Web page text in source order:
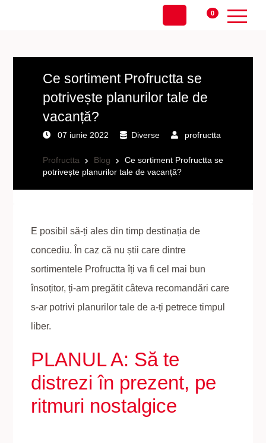
0
Ce sortiment Profructta se
potrivește planurilor tale de
vacanță?
07 iunie 2022 Diverse profructta
Profructta Blog
Ce sortiment Profructta se
potrivește planurilor tale de vacanță?
E posibil să-ți ales din timp destinația de
concediu. În caz că nu știi care dintre
sortimentele Profructta îți va fi cel mai bun
însoțitor, ți-am pregătit câteva recomandări care
s-ar potrivi planurilor tale de a-ți petrece timpul
liber.
PLANUL A: Să te
distrezi în prezent, pe
ritmuri nostalgice